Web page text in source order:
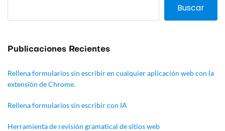
Buscar
Publicaciones Recientes
Rellena formularios sin escribir en cualquier aplicación web con la
extensión de Chrome.
Rellena formularios sin escribir con IA
Herramienta de revisión gramatical de sitios web